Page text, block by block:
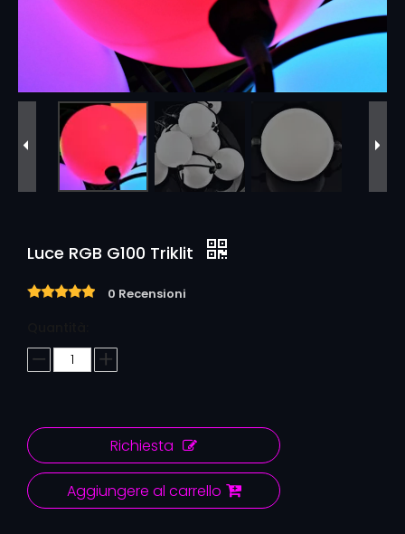
Luce RGB G100 Triklit
0 Recensioni
Richiesta
Aggiungere al carrello